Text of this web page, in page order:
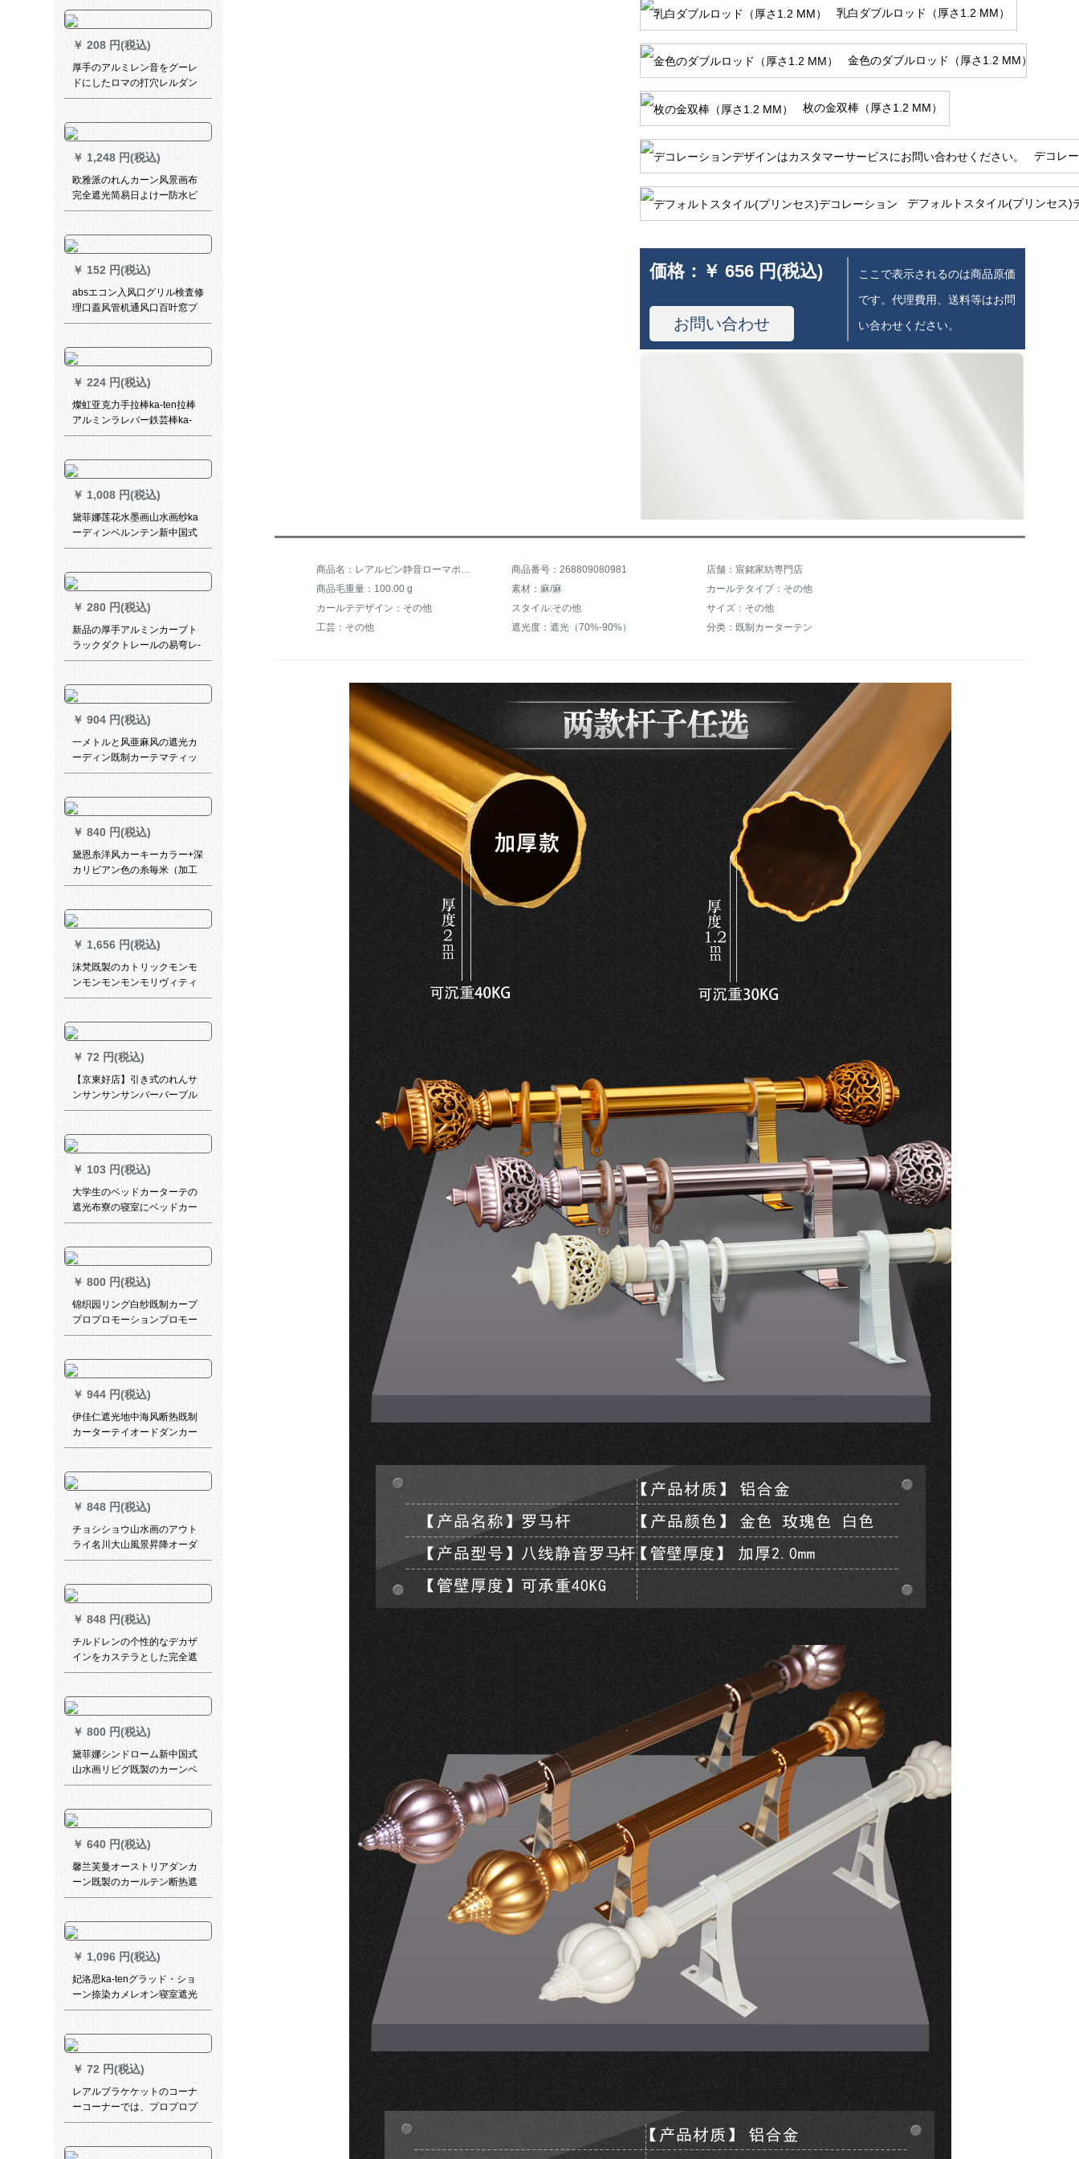
016
￥ 208 円(税込)
厚手のアルミレン音をグーレ
ドにしたロマの打穴レルダン
プの打穴レルドドドシングル
ビステの付属品を全侧に取り
付けて、上部に鑫巣布芸（様
式2）の象牙を用いて、ドイツ
のドイツ语のドイツ语とドイ
ツ语のドイツ语をすることが
￥ 1,248 円(税込)
欧雅派のれんカーン风景画布
完全遮光简易日よけー防水ビ
ズ升降オーダン和諧家庭1.7メ
ール高)
￥ 152 円(税込)
absエコン入风口グリル検査修
理口蓋风管机通风口百叶窓プ
チケース
￥ 224 円(税込)
燦虹亚克力手拉棒ka-ten拉棒
アルミンラレバー鉄芸棒ka-
ten手拉レバレン主臥推レバー
メ-ルカ-ル直販アルミナ灰色(1
メトール値の段、サズソーダ)
￥ 1,008 円(税込)
黛菲娜莲花水墨画山水画纱ka
ーディンベルンテン新中国式
古典风格S 906雪纺绩-【オー
料】
￥ 280 円(税込)
新品の厚手アルミンカーブト
ラックダクトレールの易弯レ-
ルレールレールモノレールの
ールレールレールの滑車カー
ルテールモノポールローマポ
ールのダブルロッドに象牙の
白モノレール+トップロードを
取り付けます。
￥ 904 円(税込)
一メトルと风亜麻风の遮光カ
ーディン既制カーテマティッ
ク天然素材リングプの出窓と
メナート
￥ 840 円(税込)
黛恩糸洋风カーキーカラー+深
カリビアン色の糸毎米（加工
无料）
￥ 1,656 円(税込)
沫梵既製のカトリックモンモ
ンモンモンモンモリヴィティ
ー北欧無地M 012-9 3.0枚X
￥ 72 円(税込)
【京東好店】引き式のれんサ
ンサンサンサンバーバーブル
ド昇降ベロンダライトライト
￥ 103 円(税込)
大学生のベッドカーターテの
遮光布寮の寝室にベッドカー
ターテを敷いてからベッドの
団は男女兼用の姫系青い鉄道
です。ベドカーターテ面1.2メ
トルの高さです。
￥ 800 円(税込)
锦织园リング白纱既制カープ
プロプロモーションプロモー
ション写真*2.5メトル高打孔
￥ 944 円(税込)
伊佳仁遮光地中海风断热既制
カーターテイオードダンカー
ム无地ボンダカーンジッジ
￥ 848 円(税込)
チョシショウ山水画のアウト
ライ名川大山風景昇降オーダ
ダテーンの個性的なイラスト
電气的カーテーン完全遮光生
地毎平方オーダテにお聞きし
ます。
￥ 848 円(税込)
チルドレンの个性的なデカザ
インをカステラとした完全遮
光子供给部屋の寝室リフテル
します。
￥ 800 円(税込)
黛菲娜シンドローム新中国式
山水画リビグ既製のカーンベ
ルダー寝室のサンバザック布
ン8516-半遮光布-打孔オーダ
ンンン【何メトで何枚撮りま
すか？】
￥ 640 円(税込)
馨兰芙曼オーストリアダンカ
ーン既製のカールテン断热遮
光布寝室リベルビショタータ
ラインラインラインラインラ
インラインカーラテテンンピ
ンク-フーク加工幅2.0*高
2.0(一枚)
￥ 1,096 円(税込)
妃洛思ka-tenグラッド・ショ
ーン捺染カメレオン寝室遮光
カーン・テーラー・布(フーク
トルの高さ一枚
￥ 72 円(税込)
レアルブラケケットのコーナ
ーコーナーでは、プロプロプ
ロプロプロプロプロプロプロ
スケットボールとして知られ
乳白ダブルロッド（厚さ1.2 MM）
金色のダブルロッド（厚さ1.2 MM）
枚の金双棒（厚さ1.2 MM）
デコレ
デフォルトスタイル(プリンセス)
価格： ￥ 656 円(税込)
お問い合わせ
ここで表示されるのは商品原価
です。代理費用、送料等はお問
い合わせください。
商品名：レアルビン静音ローマポールシングルロッド厚手アルミンカーンレールフック乳白双棒（厚さ2.0 MM） 商品番号：268809080981
店舗：宸銘家紡専門店
商品毛重量：100.00 g
素材：麻/麻
カールテタイプ：その他
カールテデザイン：その他
スタイル:その他
サイズ：その他
工芸：その他
遮光度：遮光（70%-90%） 分类：既制カーターテン